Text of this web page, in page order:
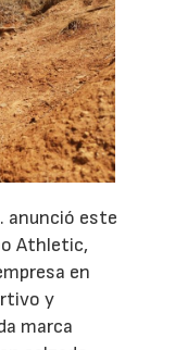
anunció este
Athletic,
en
y
marca